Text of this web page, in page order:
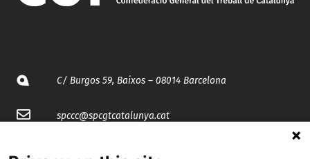
C/ Burgos 59, Baixos – 08014 Barcelona
spccc@spcgtcatalunya.cat